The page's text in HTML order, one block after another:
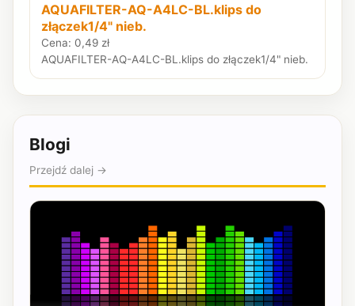
AQUAFILTER-AQ-A4LC-BL.klips do
złączek1/4" nieb.
Cena: 0,49 zł
AQUAFILTER-AQ-A4LC-BL.klips do złączek1/4" nieb.
Blogi
Przejdź dalej →